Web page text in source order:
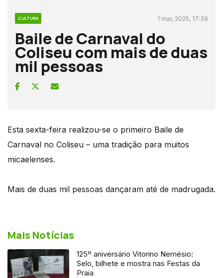
CULTURA 1 mar, 2025, 17:39
Baile de Carnaval do
Coliseu com mais de duas
mil pessoas
Esta sexta-feira realizou-se o primeiro Baile de
Carnaval no Coliseu – uma tradição para muitos
micaelenses.
Mais de duas mil pessoas dançaram até de madrugada.
Mais Notícias
125º aniversário Vitorino Nemésio:
Selo, bilhete e mostra nas Festas da
Praia